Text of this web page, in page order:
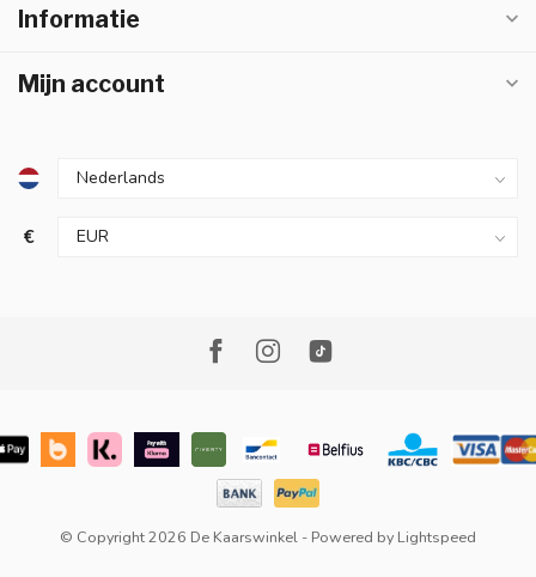
Informatie
Mijn account
€
© Copyright 2026 De Kaarswinkel - Powered by Lightspeed